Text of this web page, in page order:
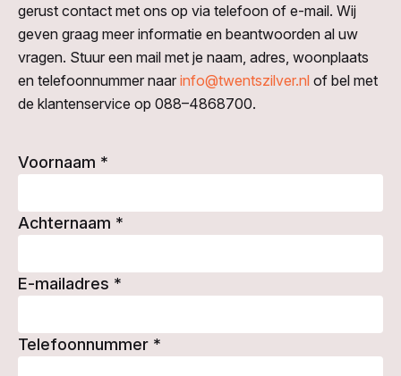
gerust contact met ons op via telefoon of e-mail. Wij
geven graag meer informatie en beantwoorden al uw
vragen. Stuur een mail met je naam, adres, woonplaats
en telefoonnummer naar info@twentszilver.nl of bel met
de klantenservice op 088–4868700.
Voornaam *
Achternaam *
E-mailadres *
Telefoonnummer *